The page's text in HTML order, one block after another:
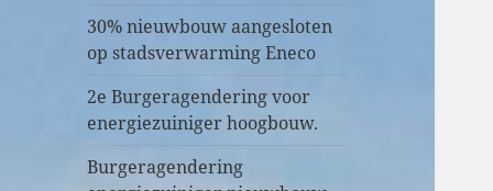
30% nieuwbouw aangesloten
op stadsverwarming Eneco
2e Burgeragendering voor
energiezuiniger hoogbouw.
Burgeragendering